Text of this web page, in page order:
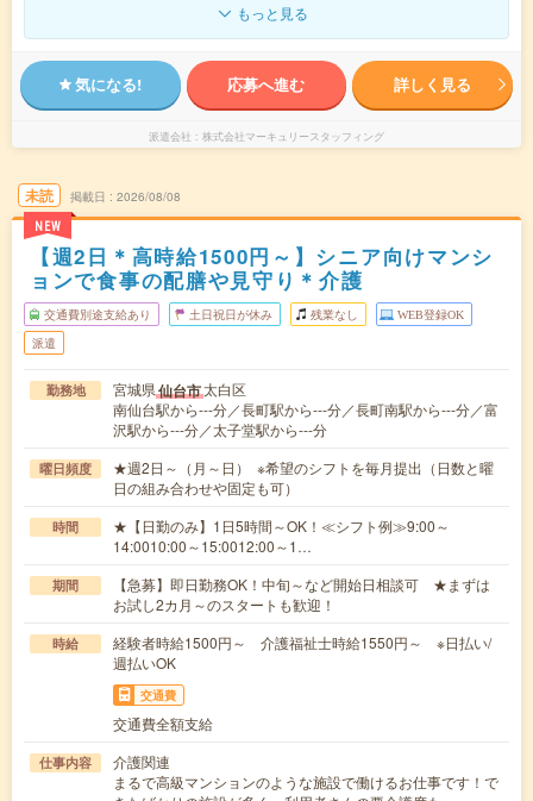
もっと見る
気になる! 応募へ進む 詳しく見る
派遣会社 株式会社マーキュリースタッフィング
未読
NEW
掲載日 2026/08/08
【週2日＊高時給1500円～】シニア向けマンシ
ョンで食事の配膳や見守り＊介護
交通費別途支給あり 土日祝日が休み 残業なし WEB登録OK
派遣
勤務地 宮城県仙台市太白区
南仙台駅から---分／長町駅から---分／長町南駅から---分／富
沢駅から---分／太子堂駅から---分
曜日頻度
★週2日～（月～日） ※希望のシフトを毎月提出（日数と曜
日の組み合わせや固定も可）
時間
★【日勤のみ】1日5時間～OK！≪シフト例≫9:00～
14:0010:00～15:0012:00～1…
期間
【急募】即日勤務OK！中旬～など開始日相談可 ★まずは
お試し2カ月～のスタートも歓迎！
時給
経験者時給1500円～ 介護福祉士時給1550円～ ※日払い/
週払いOK
交通費
交通費全額支給
仕事内容
介護関連
まるで高級マンションのような施設で働けるお仕事です！で